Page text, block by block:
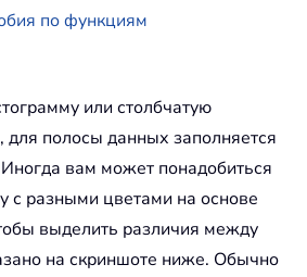
по функциям
или столбчатую
для полосы данных заполняется
вам может понадобиться
с разными цветами на основе
выделить различия между
на скриншоте ниже. Обычно